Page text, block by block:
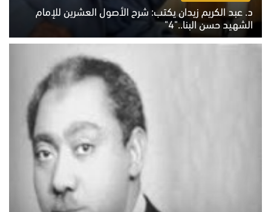
د. عبد الكريم زيدان يكتب: شرح الأصول العشرين للإمام
الشهيد حسن البنا.."4"
الخميس 6 أغسطس 2026 10:27 ص